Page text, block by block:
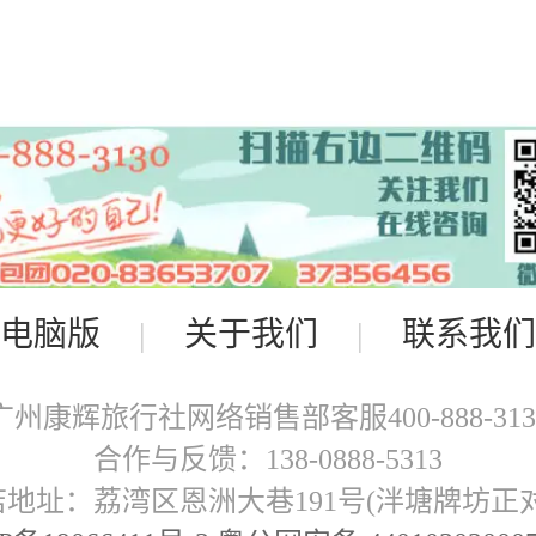
电脑版 | 关于我们 | 联系我们
州康辉旅行社网络销售部客服400-888-
合作与反馈：138-0888-5313
地址：荔湾区恩洲大巷191号(泮塘牌坊正